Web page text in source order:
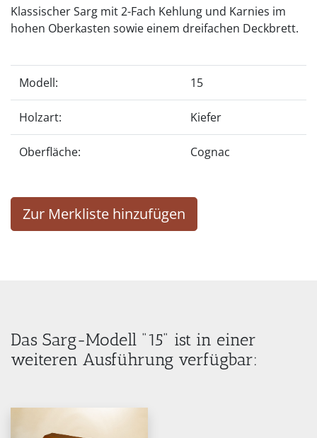
Klassischer Sarg mit 2-Fach Kehlung und Karnies im
hohen Oberkasten sowie einem dreifachen Deckbrett.
Modell: 15
Holzart: Kiefer
Oberfläche: Cognac
Zur Merkliste hinzufügen
Das Sarg-Modell "15" ist in einer
weiteren Ausführung verfügbar: